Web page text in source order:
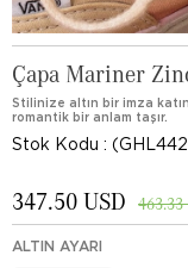
Çapa Mariner
Stilinize altın bir imza
romantik bir anlam taşır.
Stok Kodu
463.33
347.50 USD
ALTIN AYARI